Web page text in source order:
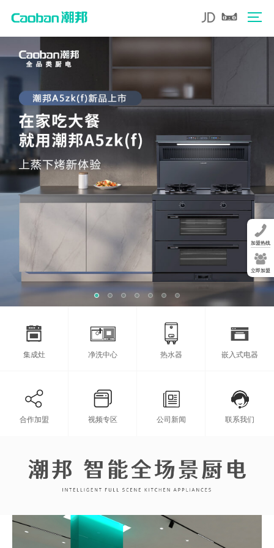
集成灶 净洗中心 热水器 嵌入式电器
合作加盟 视频专区 公司新闻 联系我们
加盟热线
立即加盟